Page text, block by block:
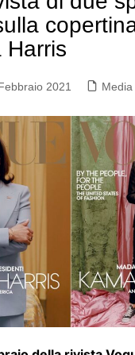
Harris
2021 Media